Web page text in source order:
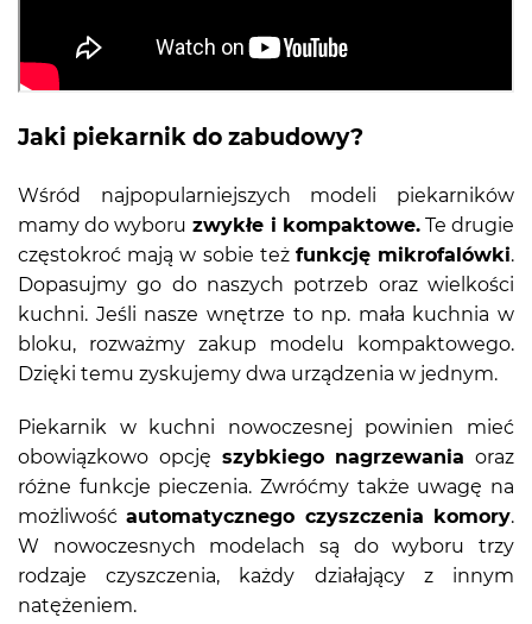
Jaki piekarnik do zabudowy?
Wśród najpopularniejszych modeli piekarników
mamy do wyboru zwykłe i kompaktowe.Te drugie
częstokroć mają w sobie też funkcję mikrofalówki.
Dopasujmy go do naszych potrzeb oraz wielkości
kuchni. Jeśli nasze wnętrze to np. mała kuchnia w
bloku, rozważmy zakup modelu kompaktowego.
Dzięki temu zyskujemy dwa urządzenia w jednym.
Piekarnik w kuchni nowoczesnej powinien mieć
obowiązkowo opcję szybkiego nagrzewania oraz
różne funkcje pieczenia. Zwróćmy także uwagę na
możliwośćautomatycznego czyszczenia komory.
W nowoczesnych modelach są do wyboru trzy
rodzaje czyszczenia, każdy działający z innym
natężeniem.